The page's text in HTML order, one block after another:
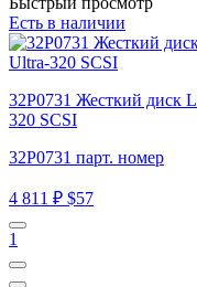
Есть в наличии
32P0731 Жесткий диск
320 SCSI
32P0731 парт. номер
4 811 ₽ $57
1